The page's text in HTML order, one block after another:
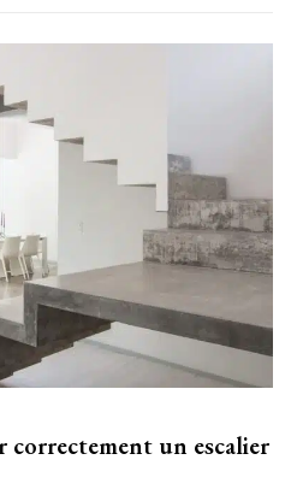
correctement un escalier